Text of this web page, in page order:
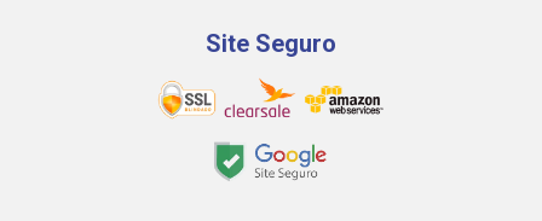
Site Seguro